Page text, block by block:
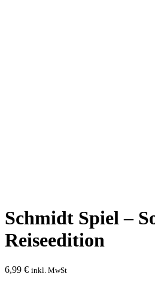
Schmidt Spiel –
Reiseedition
6,99 € inkl. MwSt